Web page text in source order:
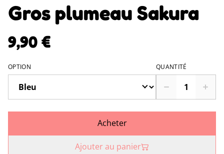
Gros plumeau Sakura
9,90 €
OPTION QUANTITÉ
Acheter
Ajouter au panier